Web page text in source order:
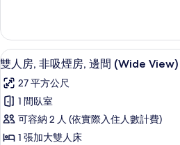
Moderate)
的
所
有
相
片
房
(15-
16F
Premium
Floor,
Moderate)
詳
情
顯
示
雙
人
房,
雙
6
雙人房, 非吸煙房, 邊間 (Wide View)
27 平方公尺
1 間臥室
可容納 2 人 (依實際入住人數計費)
1 張加大雙人床